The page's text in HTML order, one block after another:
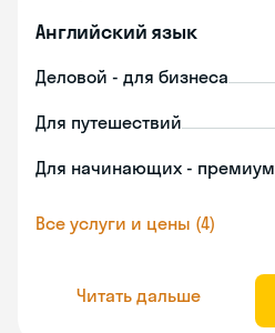
Английский язык
Деловой - для бизнеса
Для путешествий
Для начинающих - премиум
Все услуги и цены (4)
Читать дальше